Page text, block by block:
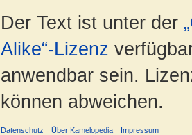
Der Text ist unter der
Alike“-Lizenz
anwendbar sein.
können abweichen.
Datenschutz Über Kamelopedia Impressum